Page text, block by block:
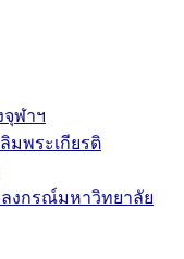
ฬาฯ
มพระเกียรติ
งกรณ์มหาวิทยาลัย